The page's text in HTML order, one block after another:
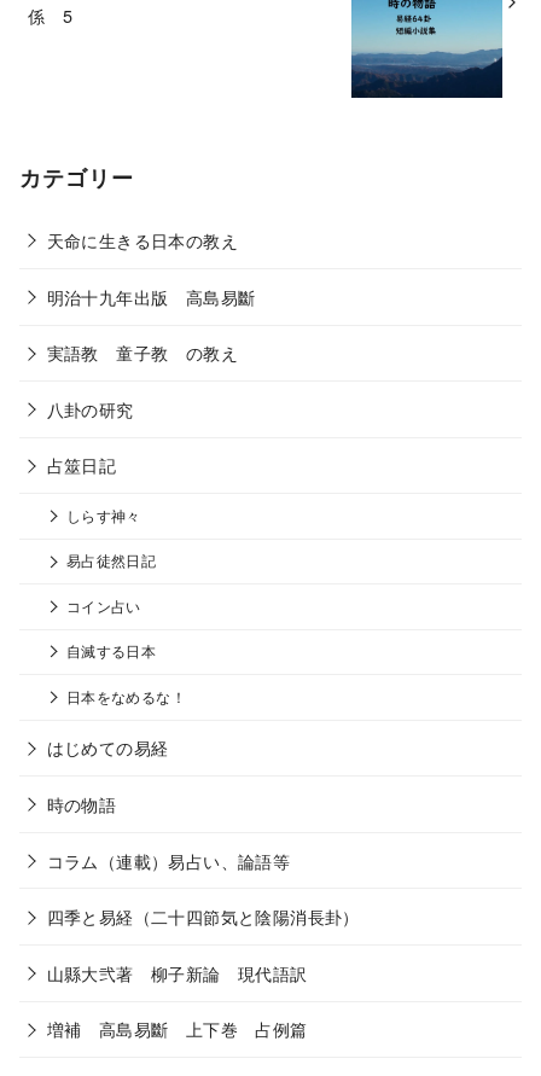
係 5
カテゴリー
天命に生きる日本の教え
明治十九年出版 高島易斷
実語教 童子教 の教え
八卦の研究
占筮日記
しらす神々
易占徒然日記
コイン占い
自滅する日本
日本をなめるな！
はじめての易経
時の物語
コラム（連載）易占い、論語等
四季と易経（二十四節気と陰陽消長卦）
山縣大弐著 柳子新論 現代語訳
増補 高島易斷 上下巻 占例篇